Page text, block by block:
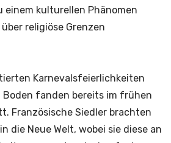
kulturellen Phänomen
religiöse Grenzen
Karnevalsfeierlichkeiten
Boden fanden bereits im frühen
Französische Siedler brachten
die Neue Welt, wobei sie diese an